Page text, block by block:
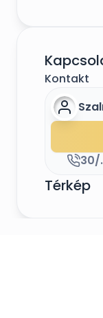
Kontakt
Térkép